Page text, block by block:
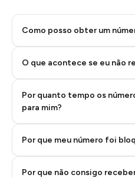
Como posso obter um
O que acontece se eu não
Por quanto tempo os
para mim?
Por que meu número foi
Por que não consigo
Step 2: Buy Stars in